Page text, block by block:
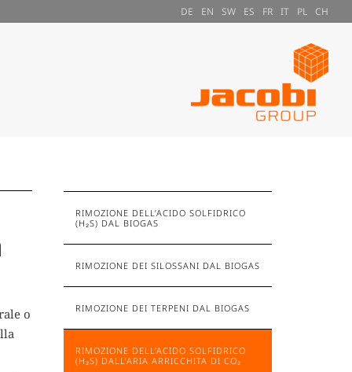
DE EN SW ES FR IT PL CH
o
RIMOZIONE DELL’ACIDO SOLFIDRICO
(H₂S) DAL BIOGAS
RIMOZIONE DEI SILOSSANI DAL BIOGAS
RIMOZIONE DEI TERPENI DAL BIOGAS
RIMOZIONE DELL’ACIDO SOLFIDRICO
(H₂S) DALL’ARIA ARRICCHITA DI CO₂